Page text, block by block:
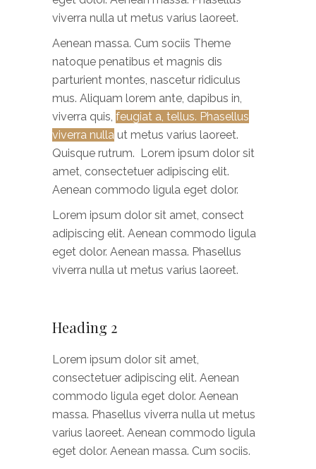
viverra nulla ut metus varius laoreet.
Aenean massa. Cum sociis Theme
natoque penatibus et magnis dis
parturient montes, nascetur ridiculus
mus. Aliquam lorem ante, dapibus in,
viverra quis, feugiat a, tellus. Phasellus
viverra nulla ut metus varius laoreet.
Quisque rutrum. Lorem ipsum dolor sit
amet, consectetuer adipiscing elit.
Aenean commodo ligula eget dolor.
Lorem ipsum dolor sit amet, consect
adipiscing elit. Aenean commodo ligula
eget dolor. Aenean massa. Phasellus
viverra nulla ut metus varius laoreet.
Heading 2
Lorem ipsum dolor sit amet,
consectetuer adipiscing elit. Aenean
commodo ligula eget dolor. Aenean
massa. Phasellus viverra nulla ut metus
varius laoreet. Aenean commodo ligula
eget dolor. Aenean massa. Cum sociis.